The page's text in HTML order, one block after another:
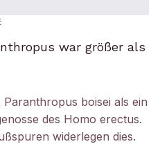
war größer als
boisei als ein
des Homo erectus.
widerlegen dies.